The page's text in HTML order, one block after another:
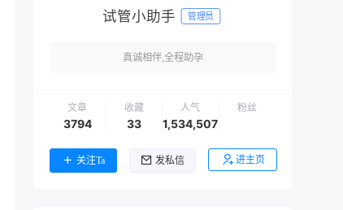
试管小助手 管理员
真诚相伴,全程助孕
文章
3794
收藏
33
人气
1,534,507
粉丝
关注Ta 发私信 进主页